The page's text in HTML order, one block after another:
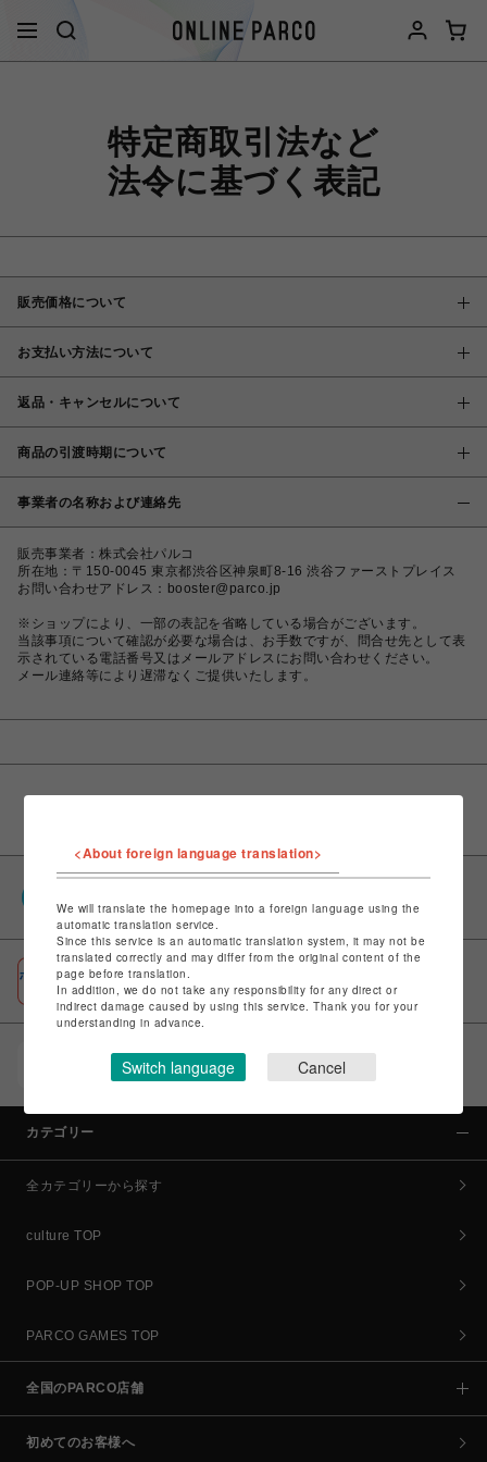
特定商取引法など
法令に基づく表記
販売価格について
お支払い方法について
返品・キャンセルについて
商品の引渡時期について
事業者の名称および連絡先
販売事業者：株式会社パルコ
所在地：〒150-0045 東京都渋谷区神泉町8-16 渋谷ファーストプレイス
お問い合わせアドレス：booster@parco.jp
※ショップにより、一部の表記を省略している場合がございます。
当該事項について確認が必要な場合は、お手数ですが、問合せ先として表
示されている電話番号又はメールアドレスにお問い合わせください。
メール連絡等により遅滞なくご提供いたします。
全国のPARCOやONLINE PARCOで貯まる＆使える
ポケパル払い
初回登録＆お買物で最大1,500円分のPARCOポイント進呈
POCKET PARCO（公式アプリ）
コイン＆クーポンでPARCOでのお買い物がオトクに
カテゴリー
全カテゴリーから探す
culture TOP
POP-UP SHOP TOP
PARCO GAMES TOP
全国のPARCO店舗
初めてのお客様へ
<About foreign language translation>
We will translate the homepage into a foreign language using the
automatic translation service.
Since this service is an automatic translation system, it may not be
translated correctly and may differ from the original content of the
page before translation.
In addition, we do not take any responsibility for any direct or
indirect damage caused by using this service. Thank you for your
understanding in advance.
Switch language Cancel